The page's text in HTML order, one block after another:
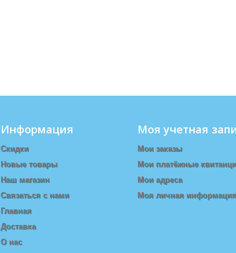
Информация
Скидки
Новые товары
Наш магазин
Связаться с нами
Главная
Доставка
О нас
Моя учетная
Мои заказы
Мои платёжные
Мои адреса
Моя личная информация